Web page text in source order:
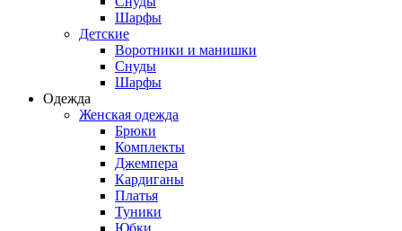
Шарфы
Детские
Воротники и манишки
Снуды
Шарфы
Одежда
Женская одежда
Брюки
Комплекты
Джемпера
Кардиганы
Платья
Туники
Юбки